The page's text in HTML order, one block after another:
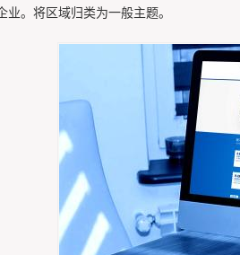
。将区域归类为一般主题。